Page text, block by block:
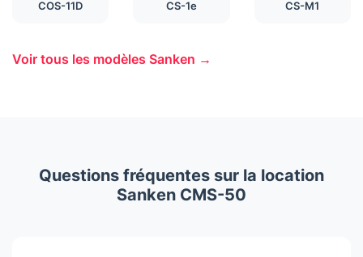
COS-11D CS-1e CS-M1
Voir tous les modèles Sanken →
Questions fréquentes sur la location
Sanken CMS-50